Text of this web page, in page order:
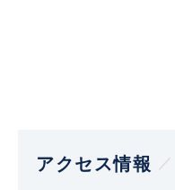
アクセス情報